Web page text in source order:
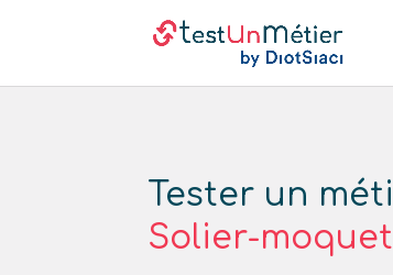
Tester un
Solier-